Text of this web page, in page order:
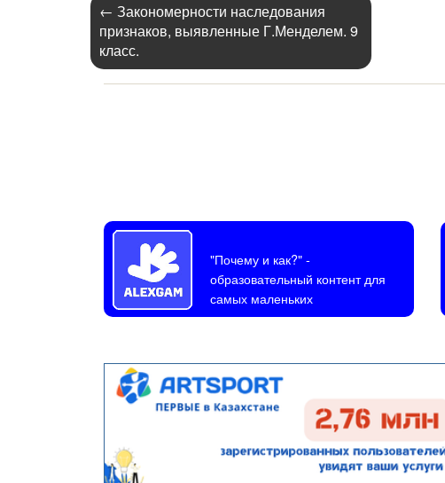
← Закономерности наследования
признаков, выявленные Г.Менделем. 9
класс.
"Почему и как?"-
образовательный контент для
самых маленьких